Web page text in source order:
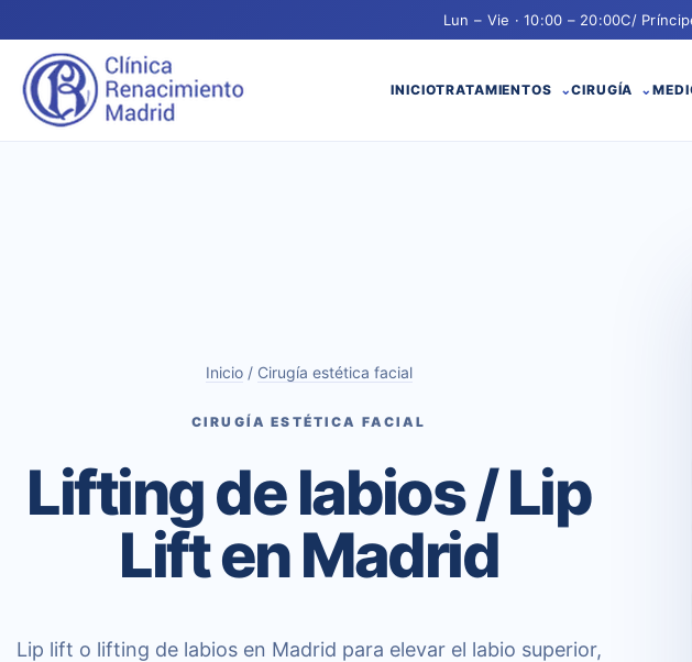
Lun – Vie · 10:00 – 20:00C/
INICIOTRATAMIENTOS CIRUGÍA
Inicio/ Cirugía estética facial
CIRUGÍA ESTÉTICA FACIAL
Lifting de labios / Lip
Lift en Madrid
Lip lift o lifting de labios en Madrid para elevar el labio superior,